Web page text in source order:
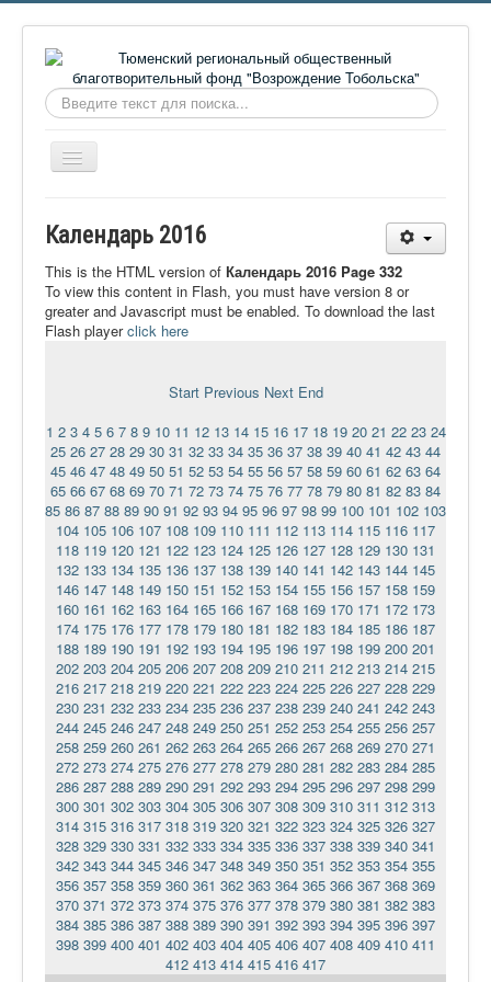
Искать...
Включить/
выключить
О фонде
Онлайн библиотека
Видеоматериалы
Сайт проекта Достоевский
Ермаковополе.рф
Календарь 2016
This is the HTML version of Календарь 2016 Page 332
To view this content in Flash, you must have version 8 or
greater and Javascript must be enabled. To download the last
Flash playerclick here
Start Previous Next End
1 2 3 4 5 6 7 8 9 10 11 12 13 14 15 16 17 18 19 20 21 22 23 24
25 26 27 28 29 30 31 32 33 34 35 36 37 38 39 40 41 42 43 44
45 46 47 48 49 50 51 52 53 54 55 56 57 58 59 60 61 62 63 64
65 66 67 68 69 70 71 72 73 74 75 76 77 78 79 80 81 82 83 84
85 86 87 88 89 90 91 92 93 94 95 96 97 98 99 100 101 102 103
104 105 106 107 108 109 110 111 112 113 114 115 116 117
118 119 120 121 122 123 124 125 126 127 128 129 130 131
132 133 134 135 136 137 138 139 140 141 142 143 144 145
146 147 148 149 150 151 152 153 154 155 156 157 158 159
160 161 162 163 164 165 166 167 168 169 170 171 172 173
174 175 176 177 178 179 180 181 182 183 184 185 186 187
188 189 190 191 192 193 194 195 196 197 198 199 200 201
202 203 204 205 206 207 208 209 210 211 212 213 214 215
216 217 218 219 220 221 222 223 224 225 226 227 228 229
230 231 232 233 234 235 236 237 238 239 240 241 242 243
244 245 246 247 248 249 250 251 252 253 254 255 256 257
258 259 260 261 262 263 264 265 266 267 268 269 270 271
272 273 274 275 276 277 278 279 280 281 282 283 284 285
286 287 288 289 290 291 292 293 294 295 296 297 298 299
300 301 302 303 304 305 306 307 308 309 310 311 312 313
314 315 316 317 318 319 320 321 322 323 324 325 326 327
328 329 330 331 332 333 334 335 336 337 338 339 340 341
342 343 344 345 346 347 348 349 350 351 352 353 354 355
356 357 358 359 360 361 362 363 364 365 366 367 368 369
370 371 372 373 374 375 376 377 378 379 380 381 382 383
384 385 386 387 388 389 390 391 392 393 394 395 396 397
398 399 400 401 402 403 404 405 406 407 408 409 410 411
412 413 414 415 416 417